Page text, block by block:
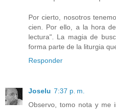
Por cierto, nosotros
cien. Por ello, a la hora
lectura". La magia de
forma parte de la liturgia
Responder
Joselu 7:37 p. m.
Observo, tomo nota y me